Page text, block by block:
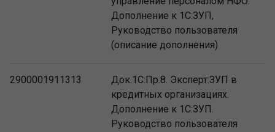
Дополнение к 1С:ЗУП,
Руководство пользователя
(описание дополнения)
2900001911313
Док.1С:Пр.8. Эксперт:ЗУП в
кредитных организациях.
Дополнение к 1С:ЗУП.
Руководство пользователя